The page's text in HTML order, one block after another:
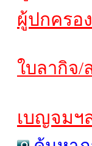
ผู้ปกครอ
ใบลากิจ/
เบญจมฯ